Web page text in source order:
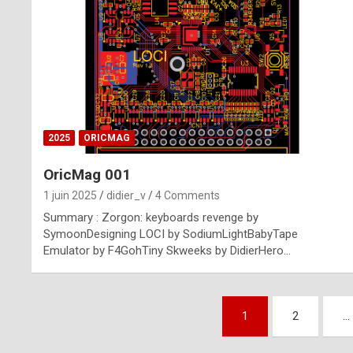
2025 ORICMAG
OricMag 001
1 juin 2025 didier_v 4 Comments
Summary : Zorgon: keyboards revenge by
SymoonDesigning LOCI by SodiumLightBabyTape
Emulator by F4GohTiny Skweeks by DidierHero…
1 2 …